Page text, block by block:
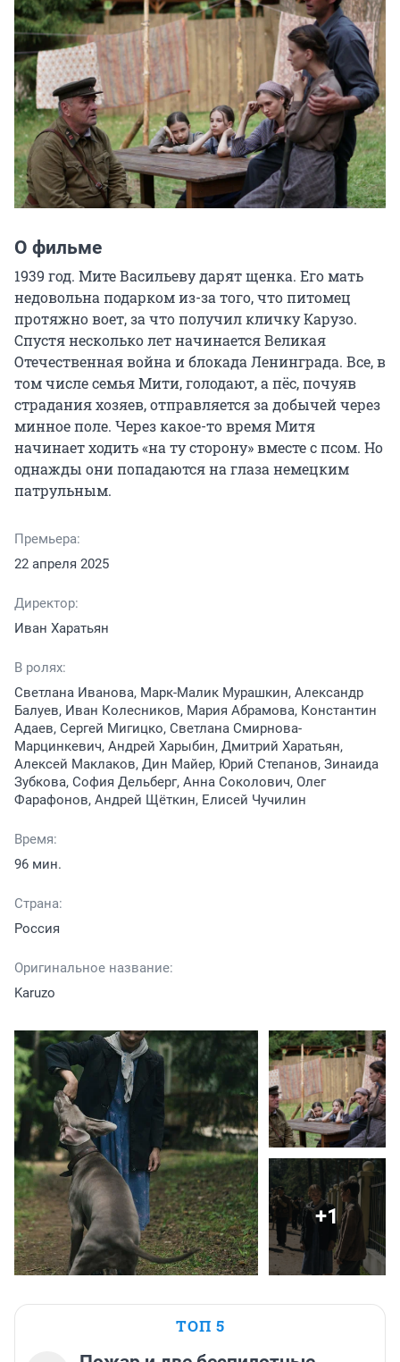
О фильме
1939 год. Мите Васильеву дарят щенка. Его мать
недовольна подарком из-за того, что питомец
протяжно воет, за что получил кличку Карузо.
Спустя несколько лет начинается Великая
Отечественная война и блокада Ленинграда. Все, в
том числе семья Мити, голодают, а пёс, почуяв
страдания хозяев, отправляется за добычей через
минное поле. Через какое-то время Митя
начинает ходить «на ту сторону» вместе с псом. Но
однажды они попадаются на глаза немецким
патрульным.
Премьера:
22 апреля 2025
Директор:
Иван Харатьян
В ролях:
Светлана Иванова, Марк-Малик Мурашкин, Александр
Балуев, Иван Колесников, Мария Абрамова, Константин
Адаев, Сергей Мигицко, Светлана Смирнова-
Марцинкевич, Андрей Харыбин, Дмитрий Харатьян,
Алексей Маклаков, Дин Майер, Юрий Степанов, Зинаида
Зубкова, София Дельберг, Анна Соколович, Олег
Фарафонов, Андрей Щёткин, Елисей Чучилин
Время:
96 мин.
Страна:
Россия
Оригинальное название:
Karuzo
+1
ТОП 5